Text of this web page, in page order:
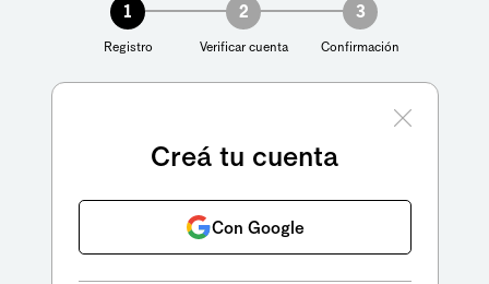
1
Registro
2
Verificar cuenta
3
Confirmación
Creá tu cuenta
Con Google